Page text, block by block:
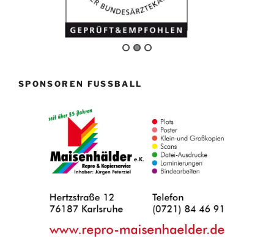
SPONSOREN FUSSBALL